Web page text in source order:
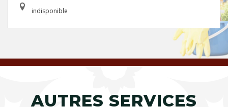
indisponible
AUTRES SERVICES